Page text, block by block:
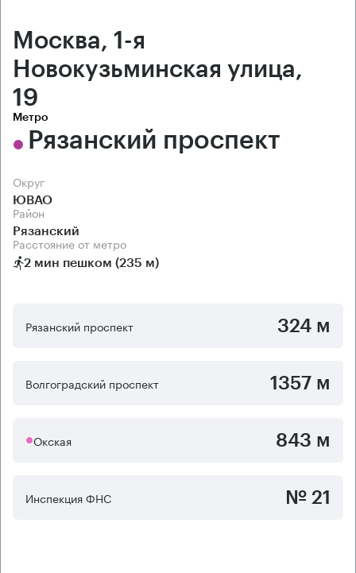
Москва, 1-я
Новокузьминская улица,
19
Метро
Рязанский проспект
Округ
ЮВАО
Район
Рязанский
Расстояние от метро
2 мин пешком (235 м)
Рязанский проспект 324 м
Волгоградский проспект 1357 м
Окская 843 м
Инспекция ФНС № 21